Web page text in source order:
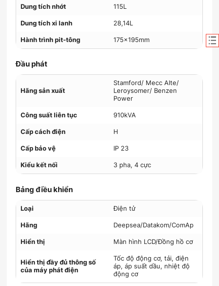
Dung tích nhớt 115L
Dung tích xi lanh 28,14L
Hành trình pit-tông 175x195mm
Đầu phát
Hãng sản xuất
Stamford/ Mecc Alte/
Leroysomer/ Benzen
Power
Công suất liên tục 910kVA
Cấp cách điện H
Cấp bảo vệ IP 23
Kiểu kết nối 3 pha, 4 cực
Bảng điều khiển
Loại Điện tử
Hãng Deepsea/Datakom/ComAp
Hiển thị Màn hình LCD/Đồng hồ cơ
Hiển thị đầy đủ thông số
của máy phát điện
Tốc độ động cơ, tải, điện
áp, áp suất dầu, nhiệt độ
động cơ